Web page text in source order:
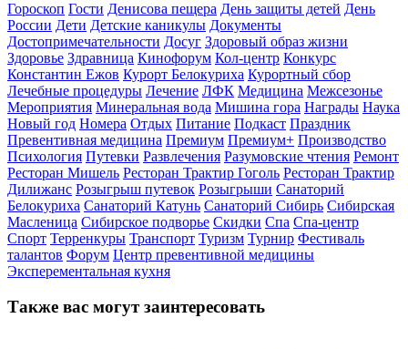
Гороскоп Гости Денисова пещера День защиты детей День
России Дети Детские каникулы Документы
Достопримечательности Досуг Здоровый образ жизни
Здоровье Здравница Кинофорум Кол-центр Конкурс
Константин Ежов Курорт Белокуриха Курортный сбор
Лечебные процедуры Лечение ЛФК Медицина Межсезонье
Мероприятия Минеральная вода Мишина гора Награды Наука
Новый год Номера Отдых Питание Подкаст Праздник
Превентивная медицина Премиум Премиум+ Производство
Психология Путевки Развлечения Разумовские чтения Ремонт
Ресторан Мишель Ресторан Трактир Гоголь Ресторан Трактир
Дилижанс Розыгрыш путевок Розыгрыши Санаторий
Белокуриха Санаторий Катунь Санаторий Сибирь Сибирская
Масленица Сибирское подворье Скидки Спа Спа-центр
Спорт Терренкуры Транспорт Туризм Турнир Фестиваль
талантов Форум Центр превентивной медицины
Эксперементальная кухня
Также вас могут заинтересовать